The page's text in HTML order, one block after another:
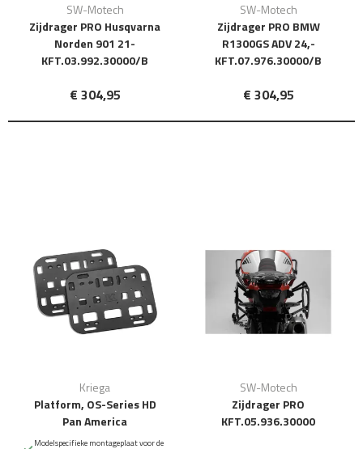
SW-Motech
Zijdrager PRO Husqvarna
Norden 901 21-
KFT.03.992.30000/B
€ 304,95
SW-Motech
Zijdrager PRO BMW
R1300GS ADV 24,-
KFT.07.976.30000/B
€ 304,95
Kriega
Platform, OS-Series HD
Pan America
Modelspecifieke montageplaat voor de
SW-Motech
Zijdrager PRO
KFT.05.936.30000